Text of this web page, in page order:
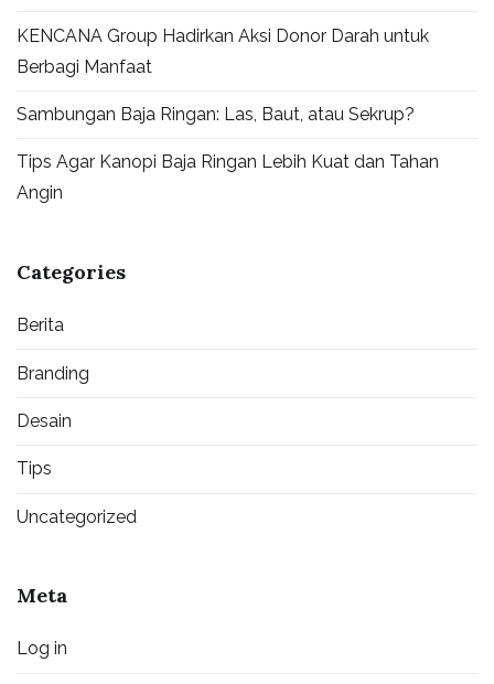
KENCANA Group Hadirkan Aksi Donor Darah untuk
Berbagi Manfaat
Sambungan Baja Ringan: Las, Baut, atau Sekrup?
Tips Agar Kanopi Baja Ringan Lebih Kuat dan Tahan
Angin
Categories
Berita
Branding
Desain
Tips
Uncategorized
Meta
Log in